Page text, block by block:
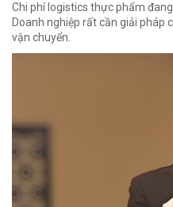
Chi phí logistics thực phẩm
Doanh nghiệp rất cần giải pháp
vận chuyển.